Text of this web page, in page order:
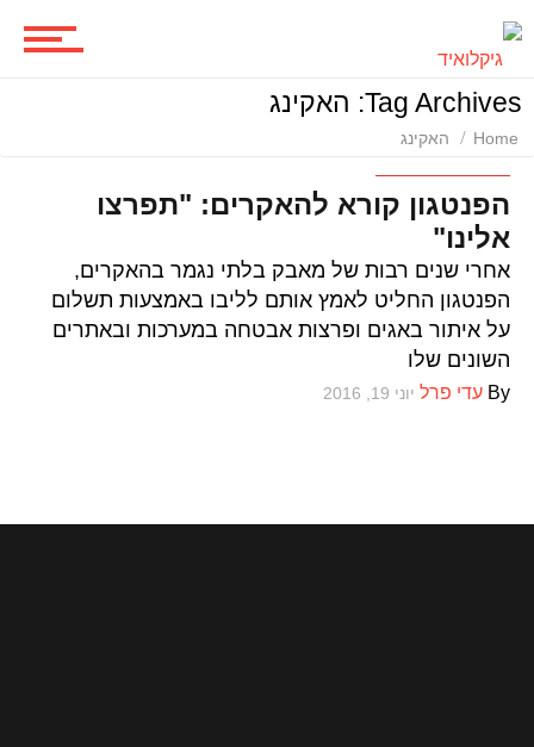
ביקורות סרטים
ביקורות משחקים
Tag Archives: האקינג
Home האקינג
הפנטגון קורא להאקרים: "תפרצו
אלינו"
אחרי שנים רבות של מאבק בלתי נגמר בהאקרים,
הפנטגון החליט לאמץ אותם לליבו באמצעות תשלום
על איתור באגים ופרצות אבטחה במערכות ובאתרים
השונים שלו
By עדי פרל יוני 19, 2016